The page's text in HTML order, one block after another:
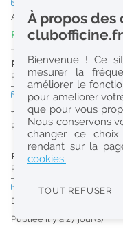
Réinitialiser
2
0
k
Consulter les
À partir du 31/08/26
Publiée il y a 6 jour(s)
PHARMACIEN (H/F)
Pharmacie d'Officine|
CDDtemps partiel
Jusqu'au 27/12/26
Publiée il y a 8 jour(s)
PHARMACIEN (H/F)
Pharmacie d'Officine
CDItemps plein
Dès que possible
Publiée il y a 27 jour(s)
À propos des
clubofficine.fr
Bienvenue ! Ce
mesurer la
améliorer le
pour améliorer
que pour vous
Nous conservons
changer ce
rendant sur la
cookies.
TOUT REFUSER